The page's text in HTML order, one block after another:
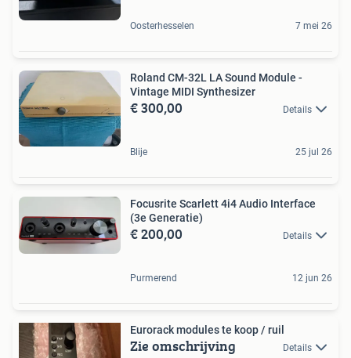
Oosterhesselen 7 mei 26
Roland CM-32L LA Sound Module -
Vintage MIDI Synthesizer
€ 300,00 Details
Blije 25 jul 26
Focusrite Scarlett 4i4 Audio Interface
(3e Generatie)
€ 200,00 Details
Purmerend 12 jun 26
Eurorack modules te koop / ruil
Zie omschrijving Details